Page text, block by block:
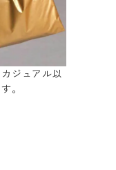
ジュアル以
。